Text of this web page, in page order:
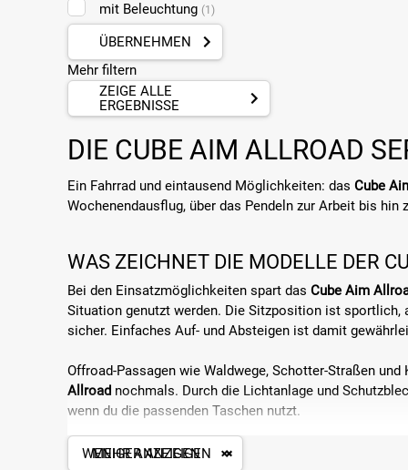
mit Beleuchtung (1)
ÜBERNEHMEN
Mehr filtern
ZEIGE ALLE
ERGEBNISSE
DIE CUBE AIM ALLROAD
Ein Fahrrad und eintausend Möglichkeiten: das Cube
Wochenendausflug, über das Pendeln zur Arbeit bis
WAS ZEICHNET DIE MODELLE DER
Bei den Einsatzmöglichkeiten spart das Cube Aim
Situation genutzt werden. Die Sitzposition ist sportlich,
sicher. Einfaches Auf- und Absteigen ist damit
Offroad-Passagen wie Waldwege, Schotter-Straßen
Allroadnochmals. Durch die Lichtanlage und
wenn du die passenden Taschen nutzt.
Die Highlights des Cube Aim Allroad:
MEHR ANZEIGEN
WENIGER ANZEIGEN